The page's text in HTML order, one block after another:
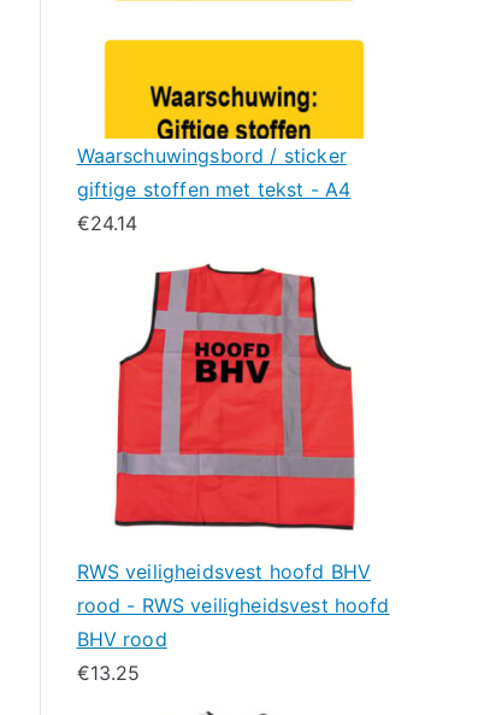
Waarschuwingsbord / sticker
giftige stoffen met tekst - A4
€24.14
RWS veiligheidsvest hoofd BHV
rood - RWS veiligheidsvest hoofd
BHV rood
€13.25